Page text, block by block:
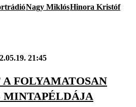
Nagy MiklósHinora Kristóf
21:45
FOLYAMATOSAN
MINTAPÉLDÁJA